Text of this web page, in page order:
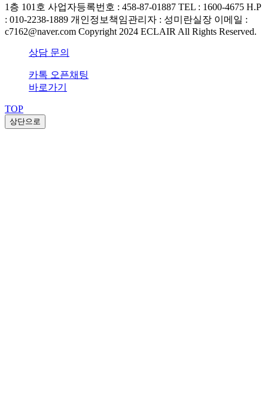
1층 101호 사업자등록번호 : 458-87-01887 TEL : 1600-4675 H.P
: 010-2238-1889 개인정보책임관리자 : 성미란실장 이메일 :
c7162@naver.com Copyright 2024 ECLAIR All Rights Reserved.
상담 문의
카톡 오픈채팅
바로가기
TOP
상단으로